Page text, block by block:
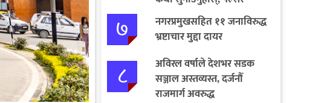
जित्नुहोस्
७
नगरप्रमुखसहित ११ जनाविरुद्ध
भ्रष्टाचार मुद्दा दायर
८
अविरल वर्षाले देशभर सडक
सञ्जाल अस्तव्यस्त, दर्जनौँ
राजमार्ग अवरुद्ध